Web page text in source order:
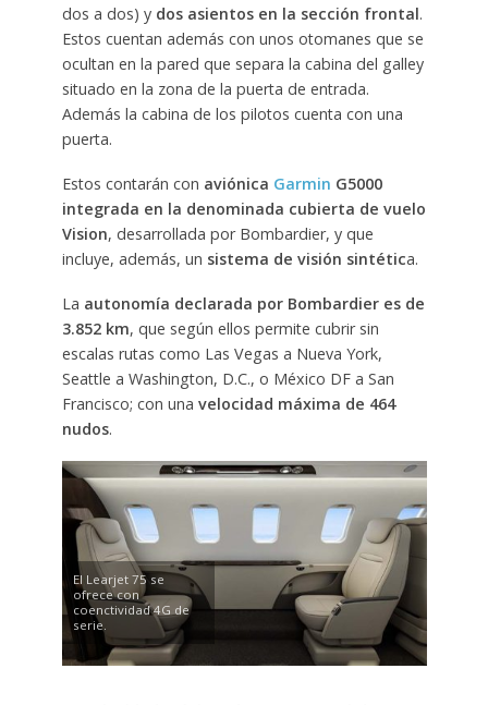
dos a dos) y dos asientos en la sección frontal.
Estos cuentan además con unos otomanes que se
ocultan en la pared que separa la cabina del galley
situado en la zona de la puerta de entrada.
Además la cabina de los pilotos cuenta con una
puerta.
Estos contarán con aviónica Garmin G5000
integrada en la denominada cubierta de vuelo
Vision, desarrollada por Bombardier, y que
incluye, además, un sistema de visión sintética.
La autonomía declarada por Bombardier es de
3.852 km, que según ellos permite cubrir sin
escalas rutas como Las Vegas a Nueva York,
Seattle a Washington, D.C., o México DF a San
Francisco; con una velocidad máxima de 464
nudos.
El Learjet 75 se
ofrece con
coenctividad 4G de
serie.